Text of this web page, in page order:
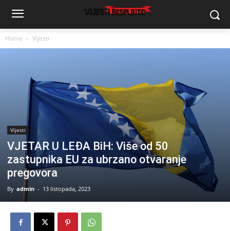
Home Vijesti
Vijesti
VJETAR U LEĐA BiH: Više od 50
zastupnika EU za ubrzano otvaranje
pregovora
By admin - 13 listopada, 2023